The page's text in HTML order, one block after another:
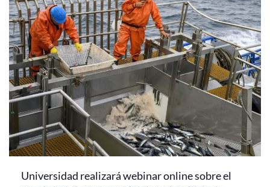
Universidad realizará webinar online sobre el